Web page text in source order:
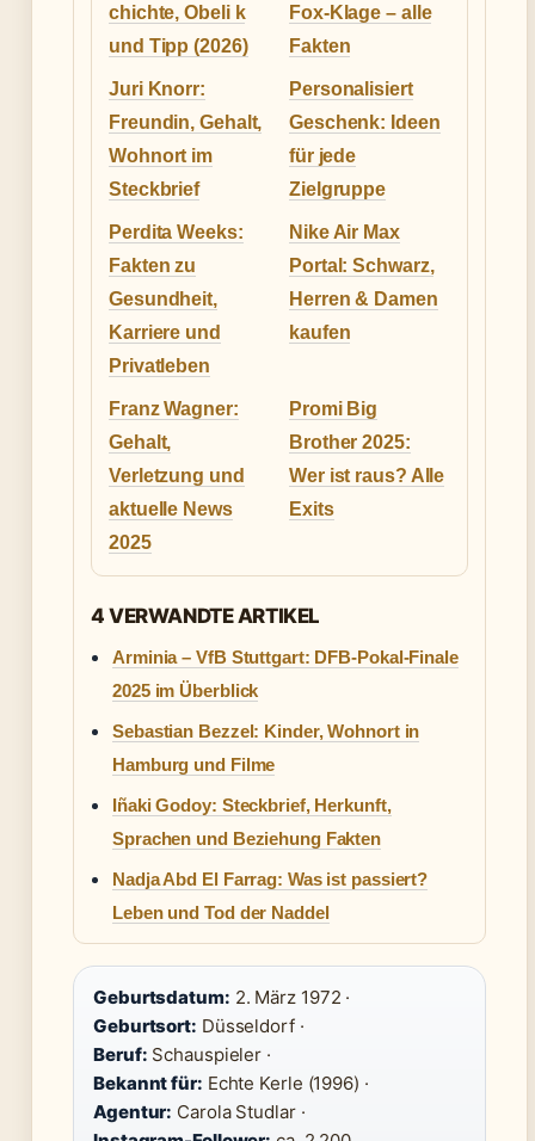
chichte, Obeli k
und Tipp (2026)
Fox-Klage – alle
Fakten
Juri Knorr:
Freundin, Gehalt,
Wohnort im
Steckbrief
Personalisiert
Geschenk: Ideen
für jede
Zielgruppe
Perdita Weeks:
Fakten zu
Gesundheit,
Karriere und
Privatleben
Nike Air Max
Portal: Schwarz,
Herren & Damen
kaufen
Franz Wagner:
Gehalt,
Verletzung und
aktuelle News
2025
Promi Big
Brother 2025:
Wer ist raus? Alle
Exits
4 VERWANDTE ARTIKEL
Arminia – VfB Stuttgart: DFB-Pokal-Finale
2025 im Überblick
Sebastian Bezzel: Kinder, Wohnort in
Hamburg und Filme
Iñaki Godoy: Steckbrief, Herkunft,
Sprachen und Beziehung Fakten
Nadja Abd El Farrag: Was ist passiert?
Leben und Tod der Naddel
Geburtsdatum: 2. März 1972 ·
Geburtsort: Düsseldorf ·
Beruf: Schauspieler ·
Bekannt für: Echte Kerle (1996) ·
Agentur: Carola Studlar ·